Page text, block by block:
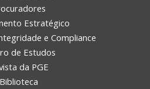
Estratégico
e Compliance
de Estudos
da PGE
Biblioteca